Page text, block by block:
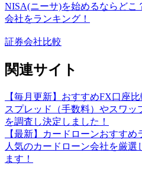
NISA(ニーサ)を始めるならどこ
会社をランキング！
証券会社比較
関連サイト
【毎月更新】おすすめFX口座比
スプレッド（手数料）やスワッ
を調査し決定しました！
【最新】カードローンおすすめ
人気のカードローン会社を厳
ます！